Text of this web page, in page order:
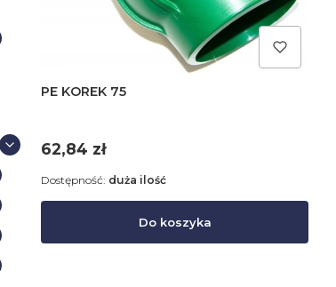
PE KOREK 75
Cena
62,84 zł
Do koszyka
Dostępność: duża ilość